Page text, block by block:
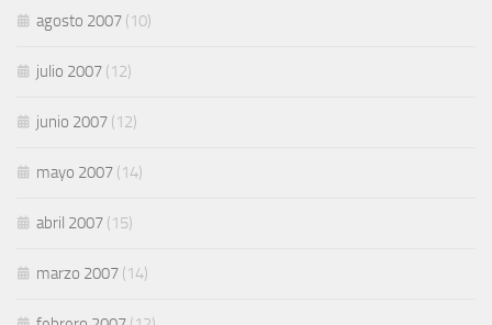
agosto 2007 (10)
julio 2007 (12)
junio 2007 (12)
mayo 2007 (14)
abril 2007 (15)
marzo 2007 (14)